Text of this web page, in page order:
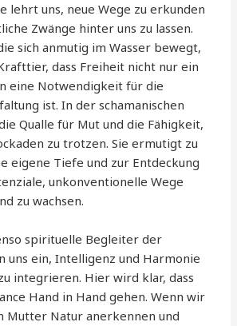
lehrt uns, neue Wege zu erkunden
Zwänge hinter uns zu lassen.
sich anmutig im Wasser bewegt,
dass Freiheit nicht nur ein
eine Notwendigkeit für die
ist. In der schamanischen
Qualle für Mut und die Fähigkeit,
zu trotzen. Sie ermutigt zu
eigene Tiefe und zur Entdeckung
unkonventionelle Wege
zu wachsen.
spirituelle Begleiter der
uns ein, Intelligenz und Harmonie
integrieren. Hier wird klar, dass
Hand in Hand gehen. Wenn wir
Mutter Natur anerkennen und